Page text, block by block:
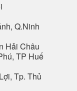
Q.Ninh
Hải Châu
TP Huế
Tp. Thủ